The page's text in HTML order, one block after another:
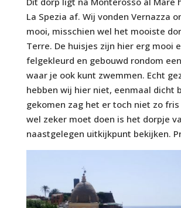
La Spezia af. Wij vonden Vernazza
mooi, misschien wel het mooiste
Terre. De huisjes zijn hier erg mooi
felgekleurd en gebouwd rondom
waar je ook kunt zwemmen. Echt
hebben wij hier niet, eenmaal dicht
gekomen zag het er toch niet zo
wel zeker moet doen is het dorpje
naastgelegen uitkijkpunt bekijken.